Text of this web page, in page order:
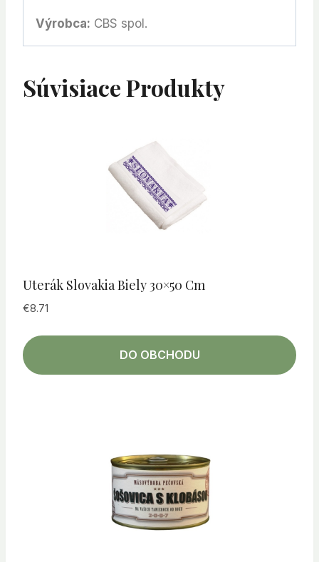
Výrobca: CBS spol.
Súvisiace Produkty
Uterák Slovakia Biely 30×50 Cm
€8.71
DO OBCHODU